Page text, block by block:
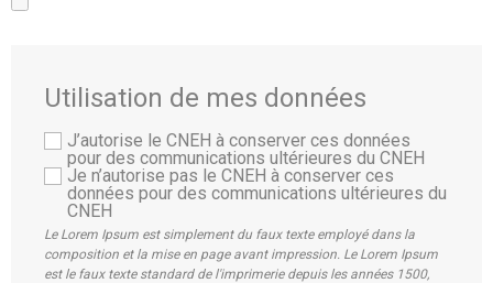
Utilisation de mes données
J’autorise le CNEH à conserver ces données
pour des communications ultérieures du CNEH
Je n’autorise pas le CNEH à conserver ces
données pour des communications ultérieures du
CNEH
Le Lorem Ipsum est simplement du faux texte employé dans la
composition et la mise en page avant impression. Le Lorem Ipsum
est le faux texte standard de l'imprimerie depuis les années 1500,